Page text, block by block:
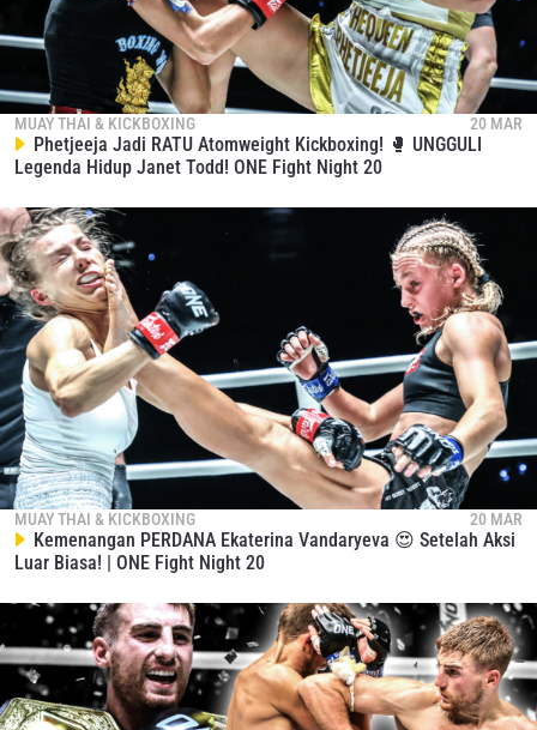
MUAY THAI & KICKBOXING 20 MAR
Phetjeeja Jadi RATU Atomweight Kickboxing! 🥊 UNGGULI
Legenda Hidup Janet Todd! ONE Fight Night 20
MUAY THAI & KICKBOXING 20 MAR
Kemenangan PERDANA Ekaterina Vandaryeva 😍 Setelah Aksi
Luar Biasa! | ONE Fight Night 20